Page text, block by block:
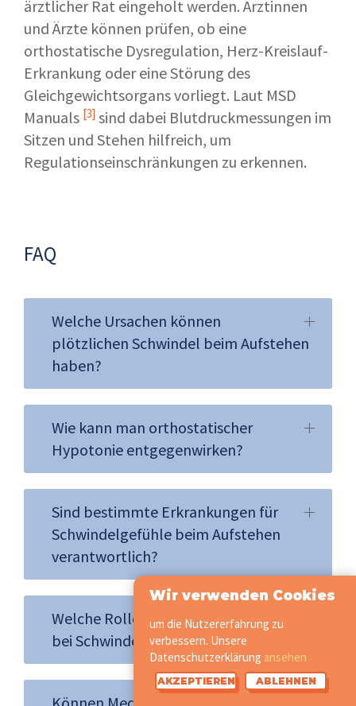
ärztlicher Rat eingeholt werden. Ärztinnen
und Ärzte können prüfen, ob eine
orthostatische Dysregulation, Herz-Kreislauf-
Erkrankung oder eine Störung des
Gleichgewichtsorgans vorliegt. Laut MSD
Manuals [3] sind dabei Blutdruckmessungen im
Sitzen und Stehen hilfreich, um
Regulationseinschränkungen zu erkennen.
FAQ
Welche Ursachen können
plötzlichen Schwindel beim Aufstehen
haben?
Wie kann man orthostatischer
Hypotonie entgegenwirken?
Sind bestimmte Erkrankungen für
Schwindelgefühle beim Aufstehen
verantwortlich?
Welche Rolle spielt Dehydration
bei Schwindel nach dem Aufstehen?
Wir verwenden Cookies
um die Nutzererfahrung zu
verbessern. Unsere
Datenschutzerklärung ansehen
AKZEPTIEREN ABLEHNEN